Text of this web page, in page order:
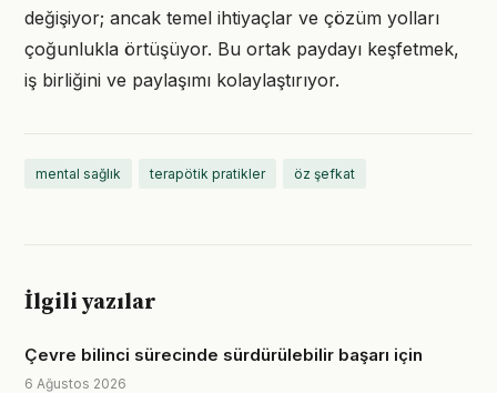
değişiyor; ancak temel ihtiyaçlar ve çözüm yolları
çoğunlukla örtüşüyor. Bu ortak paydayı keşfetmek,
iş birliğini ve paylaşımı kolaylaştırıyor.
mental sağlık terapötik pratikler öz şefkat
İlgili yazılar
Çevre bilinci sürecinde sürdürülebilir başarı için
6 Ağustos 2026